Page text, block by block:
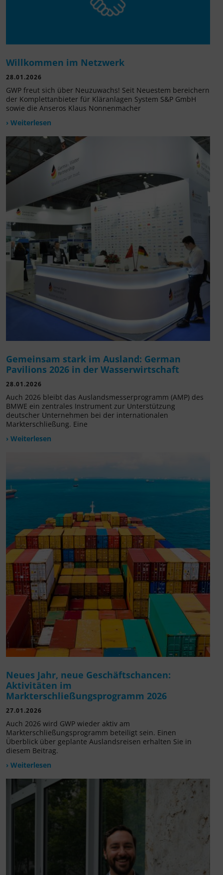
Willkommen im Netzwerk
28.01.2026
GWP freut sich über Neuzuwachs! Seit Neuestem bereichern
der Komplettanbieter für Kläranlagen System S&P GmbH
sowie die Anseros Klaus Nonnenmacher
› Weiterlesen
Gemeinsam stark im Ausland: German
Pavilions 2026 in der Wasserwirtschaft
28.01.2026
Auch 2026 bleibt das Auslandsmesserprogramm (AMP) des
BMWE ein zentrales Instrument zur Unterstützung
deutscher Unternehmen bei der internationalen
Markterschließung. Eine
› Weiterlesen
Neues Jahr, neue Geschäftschancen:
Aktivitäten im
Markterschließungsprogramm 2026
27.01.2026
Auch 2026 wird GWP wieder aktiv am
Markterschließungsprogramm beteiligt sein. Einen
Überblick über geplante Auslandsreisen erhalten Sie in
diesem Beitrag.
› Weiterlesen